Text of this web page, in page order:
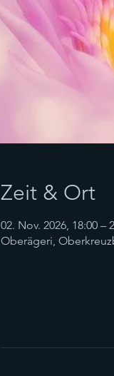
Zeit & Ort
02. Nov. 2026, 18:00 –
Oberägeri,